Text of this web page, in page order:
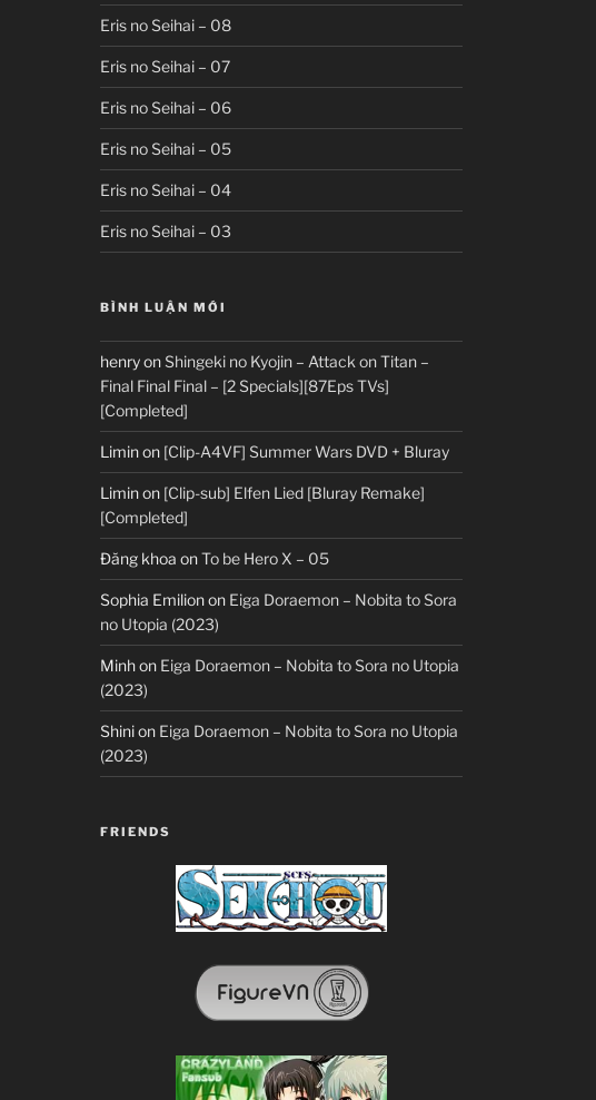
Eris no Seihai – 08
Eris no Seihai – 07
Eris no Seihai – 06
Eris no Seihai – 05
Eris no Seihai – 04
Eris no Seihai – 03
BÌNH LUẬN MỚI
henryonShingeki no Kyojin – Attack on Titan –
Final Final Final – [2 Specials][87Eps TVs]
[Completed]
Liminon [Clip-A4VF] Summer Wars DVD + Bluray
Liminon [Clip-sub] Elfen Lied [Bluray Remake]
[Completed]
Đăng khoa onTo be Hero X – 05
Sophia Emilionon Eiga Doraemon – Nobita to Sora
no Utopia (2023)
Minhon Eiga Doraemon – Nobita to Sora no Utopia
(2023)
Shinion Eiga Doraemon – Nobita to Sora no Utopia
(2023)
FRIENDS